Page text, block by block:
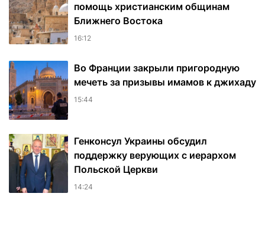
помощь христианским общинам
Ближнего Востока
16:12
Во Франции закрыли пригородную
мечеть за призывы имамов к джихаду
15:44
Генконсул Украины обсудил
поддержку верующих с иерархом
Польской Церкви
14:24